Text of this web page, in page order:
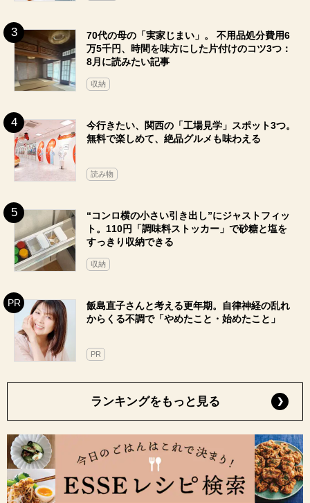
70代の母の「実家じまい」。 不用品処分費用6
万5千円、時間を味方にした片付けのコツ3つ：
8月に読みたい記事
収納
今行きたい、関西の「工場見学」スポット3つ。
無料で楽しめて、絶品グルメも味わえる
読み物
“コンロ横の小さい引き出し”にジャストフィッ
ト。110円「調味料ストッカー」で砂糖と塩を
すっきり収納できる
収納
飯島直子さんと考える更年期。自律神経の乱れ
からくる不調で「やめたこと・始めたこと」
PR
ランキングをもっと見る